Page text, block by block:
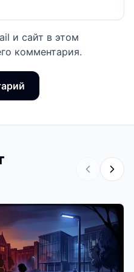
и сайт в этом
комментария.